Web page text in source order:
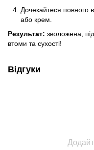
Дочекайтеся повного
або крем.
Результат: зволожена,
втоми та сухості!
Відгуки